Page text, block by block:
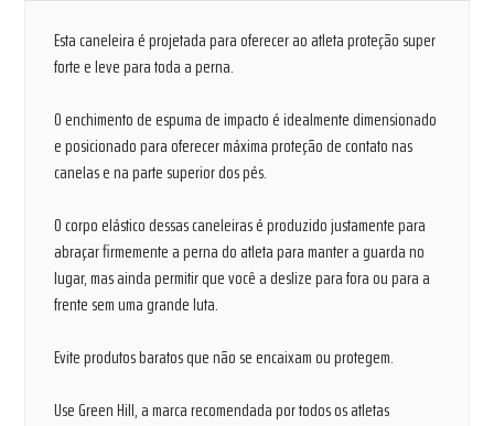
Esta caneleira é projetada para oferecer ao atleta proteção super
forte e leve para toda a perna.
O enchimento de espuma de impacto é idealmente dimensionado
e posicionado para oferecer máxima proteção de contato nas
canelas e na parte superior dos pés.
O corpo elástico dessas caneleiras é produzido justamente para
abraçar firmemente a perna do atleta para manter a guarda no
lugar, mas ainda permitir que você a deslize para fora ou para a
frente sem uma grande luta.
Evite produtos baratos que não se encaixam ou protegem.
Use Green Hill, a marca recomendada por todos os atletas